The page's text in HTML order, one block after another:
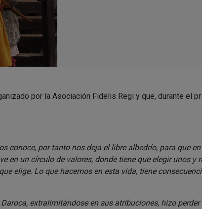
por la Asociación Fidelis Regi y que, durante el
conoce, por tanto nos deja el libre albedrío, para que
en un círculo de valores, donde tiene que elegir unos y
elige. Lo que hacemos en esta vida, tiene
extralimitándose en sus atribuciones, hizo